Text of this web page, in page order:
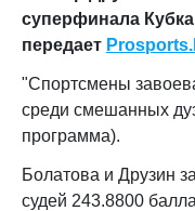
суперфинала
передает
"Спортсмены
среди смешанных
программа).
Болатова и Друзин
судей 243.8800